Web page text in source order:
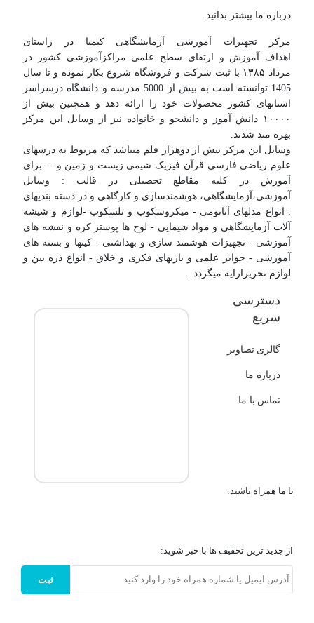
درباره ما بیشتر بدانید
مرکز تجهیزات آموزشی آزمایشگاهی کیمیا در راستای
اهداف آموزش و ارتقای سطح علمی مراکزآموزشی کشور در
مرداد ۱۳۸۵ با ثبت شرکت و فروشگاه شروع بکار نموده و تا سال
1405 توانسته است به بیش از 5000 مدرسه و دانشگاه درسراسر
استانهای کشور محصولات خود را ارائه دهد و همچنین بیش از
۱۰۰۰۰ دانش آموز و دانشجو و خانواده نیز از وسایل این مرکز
بهره مند شدند.
وسایل این مرکز بیش از دوهزار قلم میباشد که مربوط به درسهای
علوم ریاضی فارسی قرآن فیزیک شیمی زیست و زمین و.... برای
آموزش در کلیه مقاطع تحصیلی در قالب : وسایل
آموزشی،آزمایشگاهی، هوشمندسازی و کارگاهی و در دسته بندیهای
: انواع مدلهای آناتومی - میکروسکوپ و تلسکوپ -لوازم و شیشه
آلات آزمایشگاهی و مواد شیمایی - لوح ها پوستر کره و نقشه های
آموزشی - تجهیزات هوشمند سازی و بهداشتی - کیتها و بسته های
آموزشی - جوایز علمی و بازیهای فکری و خلاق - انواع ذره بین و
لوازم تحریرارایه میگردد .
دسترسی
سریع
گالری تصاویر
درباره ما
تماس با ما
با ما همراه باشید:
از جدید ترین تخفیف ها با خبر شوید:
ثبت